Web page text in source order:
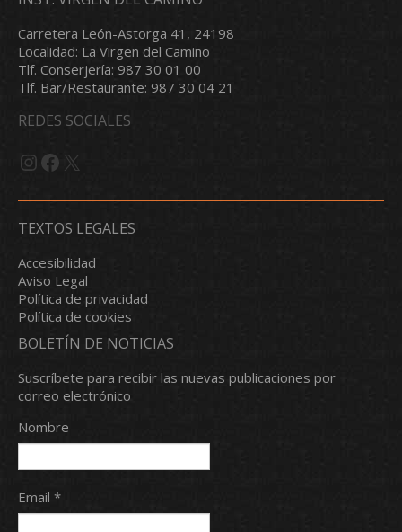
Carretera León-Astorga 41, 24198
Localidad: La Virgen del Camino
Tlf. Conserjería: 987 30 01 00
Tlf. Bar/Restaurante: 987 30 04 21
REDES SOCIALES
Instagram
Facebook
X
TEXTOS LEGALES
Accesibilidad
Aviso Legal
Política de privacidad
Política de cookies
BOLETÍN DE NOTICIAS
Suscríbete para recibir las nuevas publicaciones por
correo electrónico
Nombre
Email *